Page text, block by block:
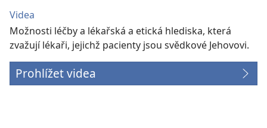
Videa
Možnosti léčby a lékařská a etická hlediska, která
zvažují lékaři, jejichž pacienty jsou svědkové Jehovovi.
Prohlížet videa